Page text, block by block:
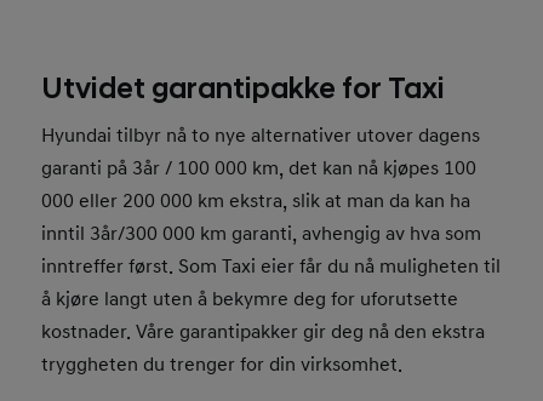
Utvidet garantipakke for Taxi
Hyundai tilbyr nå to nye alternativer utover dagens
garanti på 3år / 100 000 km, det kan nå kjøpes 100
000 eller 200 000 km ekstra, slik at man da kan ha
inntil 3år/300 000 km garanti, avhengig av hva som
inntreffer først. Som Taxi eier får du nå muligheten til
å kjøre langt uten å bekymre deg for uforutsette
kostnader. Våre garantipakker gir deg nå den ekstra
tryggheten du trenger for din virksomhet.